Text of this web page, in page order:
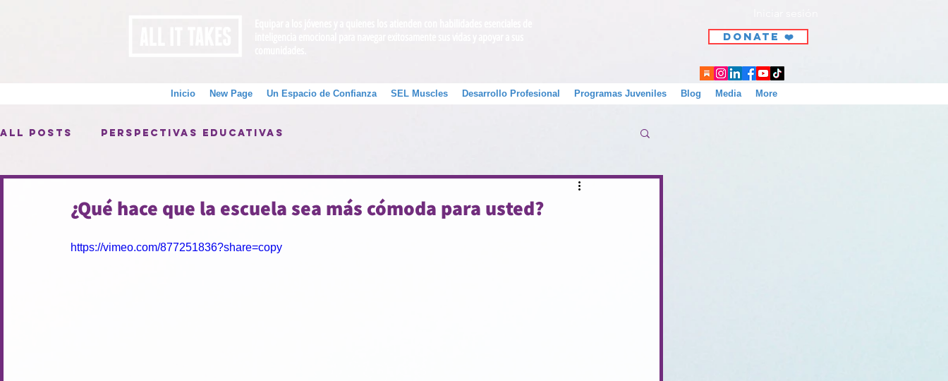
DONATE ❤️
Inicio New Page Un Espacio de Confianza SEL Muscles Desarrollo Profesional Programas Juveniles Blog Media More
All Posts Perspectivas Educativas
¿Qué hace que la escuela sea más cómoda para usted?
https://vimeo.com/877251836?share=copy